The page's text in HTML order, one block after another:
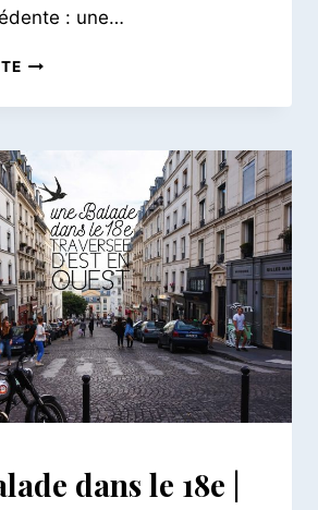
: une…
BALADE
LE
|
DE
BELLEVILLE
À
MÉNILMONTANT
dans le 18e |